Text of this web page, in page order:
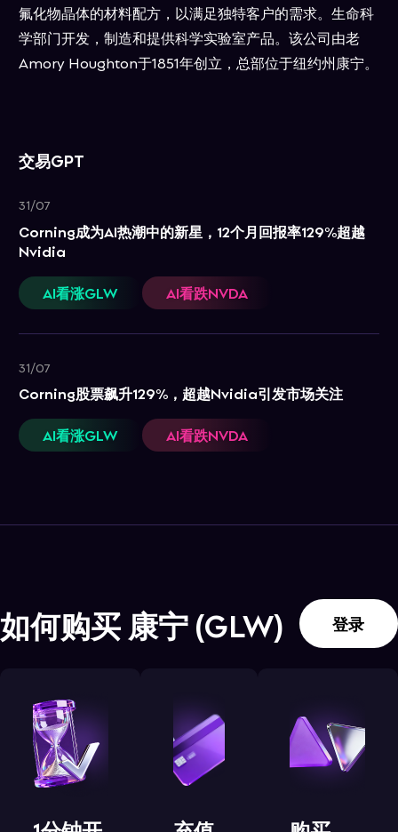
氟化物晶体的材料配方，以满足独特客户的需求。生命科
学部门开发，制造和提供科学实验室产品。该公司由老
Amory Houghton于1851年创立，总部位于纽约州康宁。
交易GPT
31/07
Corning成为AI热潮中的新星，12个月回报率129%超越
Nvidia
AI看涨GLW
AI看跌NVDA
31/07
Corning股票飙升129%，超越Nvidia引发市场关注
AI看涨GLW
AI看跌NVDA
如何购买康宁(GLW) 登录